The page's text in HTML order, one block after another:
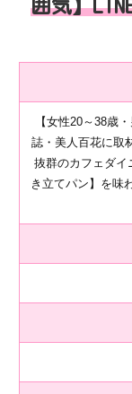
囲気】
【女性20～38歳
誌・美人百花に取
抜群のカフェダ
き立てパン】を味